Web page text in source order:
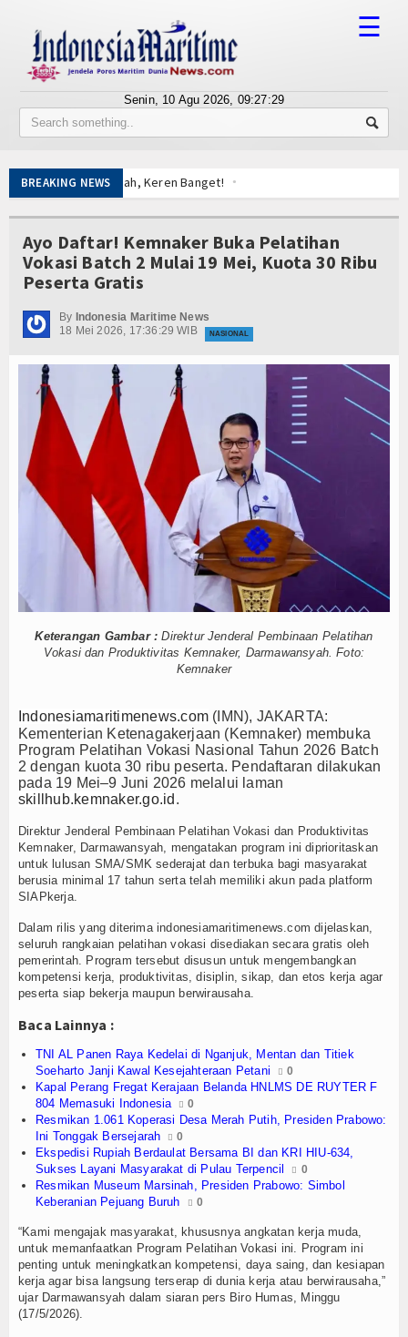
Tentang Kami
Berita
BUMN
Editorial
Ekspose
Hankam
Hukum
Internasional
Kelautan dan Perikanan
Logistik
Nasional
News
Perhubungan
Religi
Opini
Pelabuhan
Seni & Budaya
Sorot
Tauziah
Tokoh
Wisata
TV
Channel
☰
Senin, 10 Agu 2026, 09:27:29
BREAKING NEWS
Sumpah, Keren Banget!
Derek Gratis hingga Kawal Jenazah
Pulau 3T di Jawa Timur
Siluman Canggih KRI Golok-688
Sun Disergap KRI Kerambit-627
Sumpah, Keren Banget!
Kodaeral XII Bagikan Bendera
Kerja
Derek Gratis hingga Kawal Jenazah
Pulau 3T di Jawa Timur
Siluman Canggih KRI Golok-688
Sun Disergap KRI Kerambit-627
Pimpin Pemotongan Baja Pertama
Kodaeral XII Bagikan Bendera
Pulau 3T di Jawa Timur
Siluman Canggih KRI Golok-688
Sun Disergap KRI Kerambit-627
Pimpin Pemotongan Baja Pertama
Ayo Daftar! Kemnaker Buka Pelatihan
Vokasi Batch 2 Mulai 19 Mei, Kuota 30 Ribu
Peserta Gratis
By Indonesia Maritime News
18 Mei 2026, 17:36:29 WIB
NASIONAL
Keterangan Gambar : Direktur Jenderal Pembinaan Pelatihan
Vokasi dan Produktivitas Kemnaker, Darmawansyah. Foto:
Kemnaker
Indonesiamaritimenews.com (IMN), JAKARTA:
Kementerian Ketenagakerjaan (Kemnaker) membuka
Program Pelatihan Vokasi Nasional Tahun 2026 Batch
2 dengan kuota 30 ribu peserta. Pendaftaran dilakukan
pada 19 Mei–9 Juni 2026 melalui laman
skillhub.kemnaker.go.id .
Direktur Jenderal Pembinaan Pelatihan Vokasi dan Produktivitas
Kemnaker, Darmawansyah, mengatakan program ini diprioritaskan
untuk lulusan SMA/SMK sederajat dan terbuka bagi masyarakat
berusia minimal 17 tahun serta telah memiliki akun pada platform
SIAPkerja.
Dalam rilis yang diterima indonesiamaritimenews.com dijelaskan,
seluruh rangkaian pelatihan vokasi disediakan secara gratis oleh
pemerintah. Program tersebut disusun untuk mengembangkan
kompetensi kerja, produktivitas, disiplin, sikap, dan etos kerja agar
peserta siap bekerja maupun berwirausaha.
Baca Lainnya :
TNI AL Panen Raya Kedelai di Nganjuk, Mentan dan Titiek
Soeharto Janji Kawal Kesejahteraan Petani
0
Kapal Perang Fregat Kerajaan Belanda HNLMS DE RUYTER F
804 Memasuki Indonesia
0
Resmikan 1.061 Koperasi Desa Merah Putih, Presiden Prabowo:
Ini Tonggak Bersejarah
0
Ekspedisi Rupiah Berdaulat Bersama BI dan KRI HIU-634,
Sukses Layani Masyarakat di Pulau Terpencil
0
Resmikan Museum Marsinah, Presiden Prabowo: Simbol
Keberanian Pejuang Buruh
0
“Kami mengajak masyarakat, khususnya angkatan kerja muda,
untuk memanfaatkan Program Pelatihan Vokasi ini. Program ini
penting untuk meningkatkan kompetensi, daya saing, dan kesiapan
kerja agar bisa langsung terserap di dunia kerja atau berwirausaha,”
ujar Darmawansyah dalam siaran pers Biro Humas, Minggu
(17/5/2026).